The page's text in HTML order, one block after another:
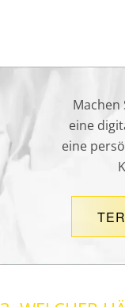
Machen
eine
eine